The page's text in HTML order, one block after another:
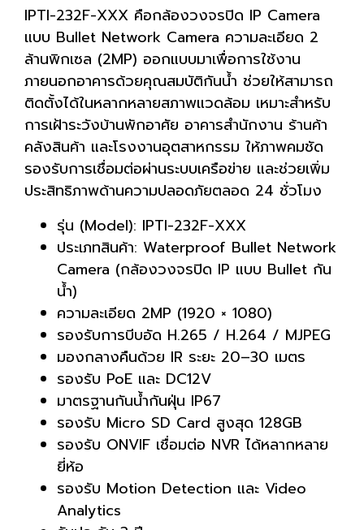
IPTI-232F-XXX คือกล้องวงจรปิด IP Camera
แบบ Bullet Network Camera ความละเอียด 2
ล้านพิกเซล (2MP) ออกแบบมาเพื่อการใช้งาน
ภายนอกอาคารด้วยคุณสมบัติกันน้ำ ช่วยให้สามารถ
ติดตั้งได้ในหลากหลายสภาพแวดล้อม เหมาะสำหรับ
การเฝ้าระวังบ้านพักอาศัย อาคารสำนักงาน ร้านค้า
คลังสินค้า และโรงงานอุตสาหกรรม ให้ภาพคมชัด
รองรับการเชื่อมต่อผ่านระบบเครือข่าย และช่วยเพิ่ม
ประสิทธิภาพด้านความปลอดภัยตลอด 24 ชั่วโมง
รุ่น (Model): IPTI-232F-XXX
ประเภทสินค้า: Waterproof Bullet Network
Camera (กล้องวงจรปิด IP แบบ Bullet กัน
น้ำ)
ความละเอียด 2MP (1920 × 1080)
รองรับการบีบอัด H.265 / H.264 / MJPEG
มองกลางคืนด้วย IR ระยะ 20–30 เมตร
รองรับ PoE และ DC12V
มาตรฐานกันน้ำกันฝุ่น IP67
รองรับ Micro SD Card สูงสุด 128GB
รองรับ ONVIF เชื่อมต่อ NVR ได้หลากหลาย
ยี่ห้อ
รองรับ Motion Detection และ Video
Analytics